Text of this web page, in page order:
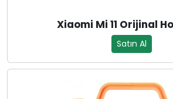
Xiaomi Mi 11 Orijinal
Satın Al